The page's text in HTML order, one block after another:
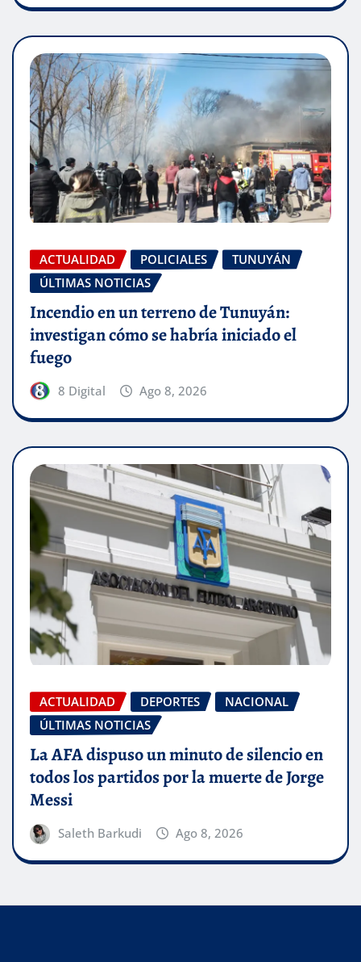
ACTUALIDAD POLICIALES
TUNUYÁN
ÚLTIMAS NOTICIAS
Incendio en un terreno de Tunuyán:
investigan cómo se habría iniciado el
fuego
8 Digital Ago 8, 2026
ACTUALIDAD DEPORTES
NACIONAL
ÚLTIMAS NOTICIAS
La AFA dispuso un minuto de silencio en
todos los partidos por la muerte de Jorge
Messi
Saleth Barkudi Ago 8, 2026